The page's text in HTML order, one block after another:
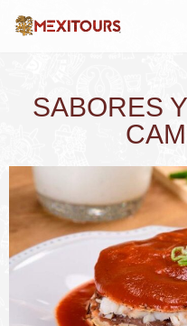
SABORES